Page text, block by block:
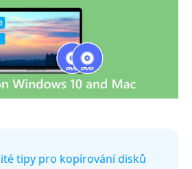
tipy pro kopírování disků